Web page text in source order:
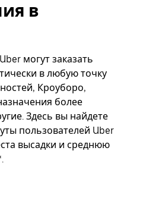
в
могут заказать
в любую точку
Кроуборо,
более
Здесь вы найдете
пользователей Uber
высадки и среднюю